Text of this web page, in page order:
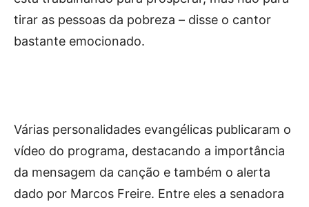
tirar as pessoas da pobreza – disse o cantor
bastante emocionado.
Várias personalidades evangélicas publicaram o
vídeo do programa, destacando a importância
da mensagem da canção e também o alerta
dado por Marcos Freire. Entre eles a senadora